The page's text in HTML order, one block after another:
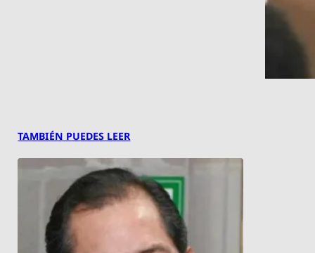
TAMBIÉN PUEDES LEER